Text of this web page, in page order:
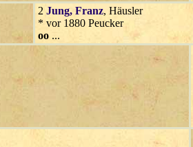
2 Jung, Franz, Häusler
* vor 1880 Peucker
oo ...